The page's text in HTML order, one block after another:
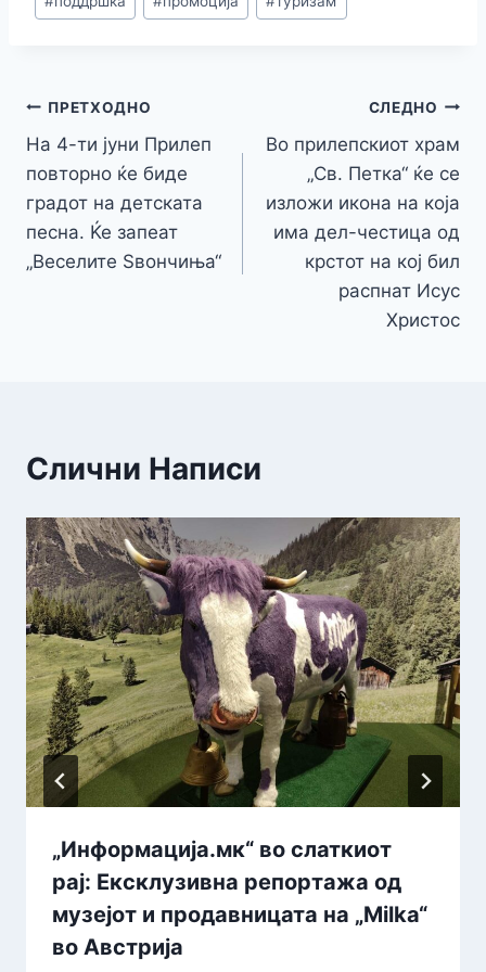
ПРЕТХОДНО
На 4-ти јуни Прилеп
повторно ќе биде
градот на детската
песна. Ќе запеат
„Веселите Ѕвончиња“
СЛЕДНО
Во прилепскиот храм
„Св. Петка“ ќе се
изложи икона на која
има дел-честица од
крстот на кој бил
распнат Исус
Христос
Слични Написи
„Информација.мк“ во слаткиот
рај: Ексклузивна репортажа од
музејот и продавницата на „Milka“
во Австрија